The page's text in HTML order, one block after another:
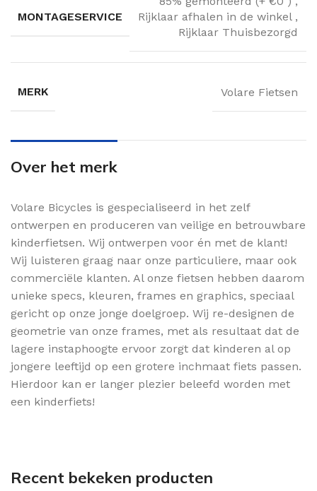
MONTAGESERVICE
Rijklaar afhalen in de winkel ,
Rijklaar Thuisbezorgd
MERK Volare Fietsen
Over het merk
Volare Bicycles is gespecialiseerd in het zelf
ontwerpen en produceren van veilige en betrouwbare
kinderfietsen. Wij ontwerpen voor én met de klant!
Wij luisteren graag naar onze particuliere, maar ook
commerciële klanten. Al onze fietsen hebben daarom
unieke specs, kleuren, frames en graphics, speciaal
gericht op onze jonge doelgroep. Wij re-designen de
geometrie van onze frames, met als resultaat dat de
lagere instaphoogte ervoor zorgt dat kinderen al op
jongere leeftijd op een grotere inchmaat fiets passen.
Hierdoor kan er langer plezier beleefd worden met
een kinderfiets!
Recent bekeken producten